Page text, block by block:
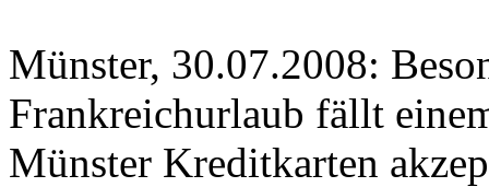
Münster, 30.07.2008:
Frankreichurlaub fällt
Münster Kreditkarten